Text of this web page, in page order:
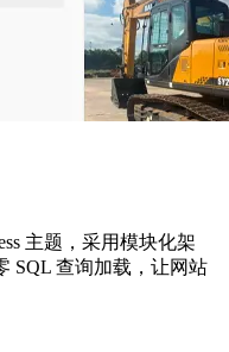
主题，采用模块化架
SQL 查询加载，让网站